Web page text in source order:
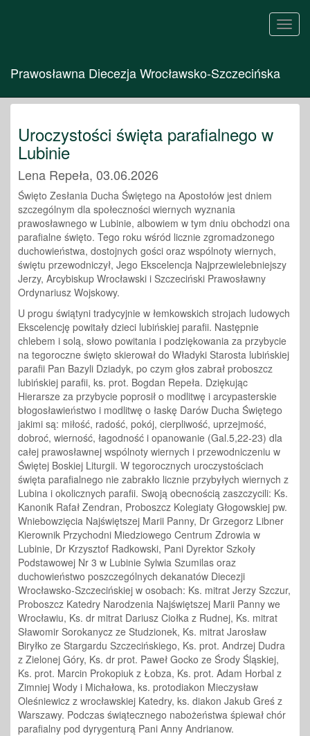
Prawosławna Diecezja Wrocławsko-Szczecińska
Uroczystości święta parafialnego w
Lubinie
Lena Repeła, 03.06.2026
Święto Zesłania Ducha Świętego na Apostołów jest dniem
szczególnym dla społeczności wiernych wyznania
prawosławnego w Lubinie, albowiem w tym dniu obchodzi ona
parafialne święto. Tego roku wśród licznie zgromadzonego
duchowieństwa, dostojnych gości oraz wspólnoty wiernych,
świętu przewodniczył, Jego Ekscelencja Najprzewielebniejszy
Jerzy, Arcybiskup Wrocławski i Szczeciński Prawosławny
Ordynariusz Wojskowy.
U progu świątyni tradycyjnie w łemkowskich strojach ludowych
Ekscelencję powitały dzieci lubińskiej parafii. Następnie
chlebem i solą, słowo powitania i podziękowania za przybycie
na tegoroczne święto skierował do Władyki Starosta lubińskiej
parafii Pan Bazyli Dziadyk, po czym głos zabrał proboszcz
lubińskiej parafii, ks. prot. Bogdan Repeła. Dziękując
Hierarsze za przybycie poprosił o modlitwę i arcypasterskie
błogosławieństwo i modlitwę o łaskę Darów Ducha Świętego
jakimi są: miłość, radość, pokój, cierpliwość, uprzejmość,
dobroć, wierność, łagodność i opanowanie (Gal.5,22-23) dla
całej prawosławnej wspólnoty wiernych i przewodniczeniu w
Świętej Boskiej Liturgii. W tegorocznych uroczystościach
święta parafialnego nie zabrakło licznie przybyłych wiernych z
Lubina i okolicznych parafii. Swoją obecnością zaszczycili: Ks.
Kanonik Rafał Zendran, Proboszcz Kolegiaty Głogowskiej pw.
Wniebowzięcia Najświętszej Marii Panny, Dr Grzegorz Libner
Kierownik Przychodni Miedziowego Centrum Zdrowia w
Lubinie, Dr Krzysztof Radkowski, Pani Dyrektor Szkoły
Podstawowej Nr 3 w Lubinie Sylwia Szumilas oraz
duchowieństwo poszczególnych dekanatów Diecezji
Wrocławsko-Szczecińskiej w osobach: Ks. mitrat Jerzy Szczur,
Proboszcz Katedry Narodzenia Najświętszej Marii Panny we
Wrocławiu, Ks. dr mitrat Dariusz Ciołka z Rudnej, Ks. mitrat
Sławomir Sorokanycz ze Studzionek, Ks. mitrat Jarosław
Biryłko ze Stargardu Szczecińskiego, Ks. prot. Andrzej Dudra
z Zielonej Góry, Ks. dr prot. Paweł Gocko ze Środy Śląskiej,
Ks. prot. Marcin Prokopiuk z Łobza, Ks. prot. Adam Horbal z
Zimniej Wody i Michałowa, ks. protodiakon Mieczysław
Oleśniewicz z wrocławskiej Katedry, ks. diakon Jakub Greś z
Warszawy. Podczas świątecznego nabożeństwa śpiewał chór
parafialny pod dyrygenturą Pani Anny Andrianow.